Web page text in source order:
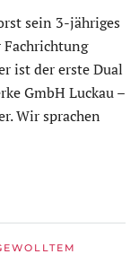
sein 3-jähriges
ist der erste Dual
GmbH Luckau –
Wir sprachen